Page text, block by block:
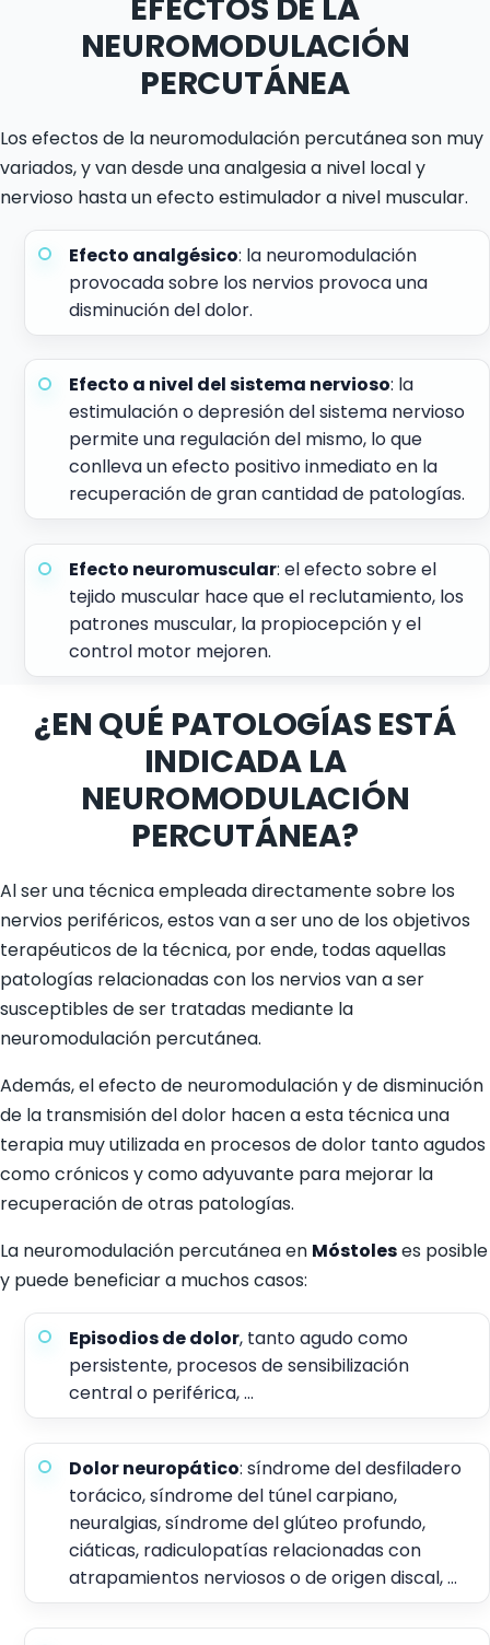
NEUROMODULACIÓN
PERCUTÁNEA
Los efectos de la neuromodulación percutánea son muy
variados, y van desde una analgesia a nivel local y
nervioso hasta un efecto estimulador a nivel muscular.
Efecto analgésico: la neuromodulación
provocada sobre los nervios provoca una
disminución del dolor.
Efecto a nivel del sistema nervioso: la
estimulación o depresión del sistema nervioso
permite una regulación del mismo, lo que
conlleva un efecto positivo inmediato en la
recuperación de gran cantidad de patologías.
Efecto neuromuscular: el efecto sobre el
tejido muscular hace que el reclutamiento, los
patrones muscular, la propiocepción y el
control motor mejoren.
¿EN QUÉ PATOLOGÍAS ESTÁ
INDICADA LA
NEUROMODULACIÓN
PERCUTÁNEA?
Al ser una técnica empleada directamente sobre los
nervios periféricos, estos van a ser uno de los objetivos
terapéuticos de la técnica, por ende, todas aquellas
patologías relacionadas con los nervios van a ser
susceptibles de ser tratadas mediante la
neuromodulación percutánea.
Además, el efecto de neuromodulación y de disminución
de la transmisión del dolor hacen a esta técnica una
terapia muy utilizada en procesos de dolor tanto agudos
como crónicos y como adyuvante para mejorar la
recuperación de otras patologías.
La neuromodulación percutánea en Móstoleses posible
y puede beneficiar a muchos casos:
Episodios de dolor, tanto agudo como
persistente, procesos de sensibilización
central o periférica, …
Dolor neuropático: síndrome del desfiladero
torácico, síndrome del túnel carpiano,
neuralgias, síndrome del glúteo profundo,
ciáticas, radiculopatías relacionadas con
atrapamientos nerviosos o de origen discal, …